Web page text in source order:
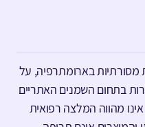
בארומתרפיה, על
בתחום השמנים האתריים
מהווה המלצה רפואית